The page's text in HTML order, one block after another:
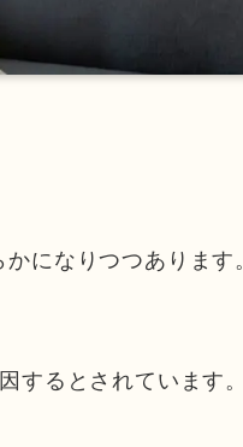
になりつつあります。
るとされています。